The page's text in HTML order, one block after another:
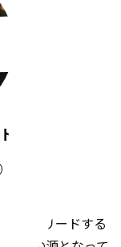
世界をリードする